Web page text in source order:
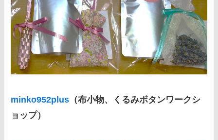
minko952plus （布小物、くるみボタンワークシ
ョップ）